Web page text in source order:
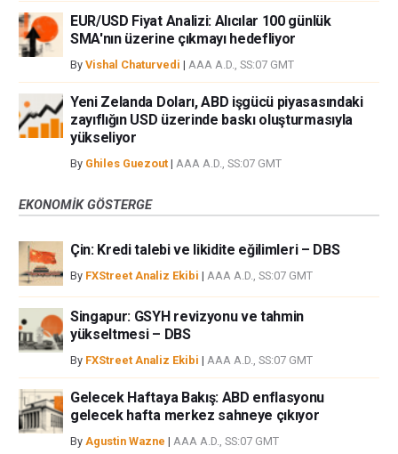
EUR/USD Fiyat Analizi: Alıcılar 100 günlük
SMA'nın üzerine çıkmayı hedefliyor
By Vishal Chaturvedi | AAA A.D., SS:07 GMT
Yeni Zelanda Doları, ABD işgücü piyasasındaki
zayıflığın USD üzerinde baskı oluşturmasıyla
yükseliyor
By Ghiles Guezout | AAA A.D., SS:07 GMT
EKONOMIK GÖSTERGE
Çin: Kredi talebi ve likidite eğilimleri – DBS
By FXStreet Analiz Ekibi | AAA A.D., SS:07 GMT
Singapur: GSYH revizyonu ve tahmin
yükseltmesi – DBS
By FXStreet Analiz Ekibi | AAA A.D., SS:07 GMT
Gelecek Haftaya Bakış: ABD enflasyonu
gelecek hafta merkez sahneye çıkıyor
By Agustin Wazne | AAA A.D., SS:07 GMT